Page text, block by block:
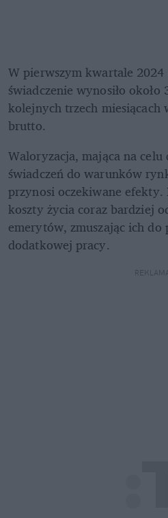
W pierwszym kwartale
świadczenie wynosiło
kolejnych trzech miesiącach
brutto.
Waloryzacja, mająca na celu
świadczeń do warunków
przynosi oczekiwane efekty.
koszty życia coraz bardziej
emerytów, zmuszając ich
dodatkowej pracy.